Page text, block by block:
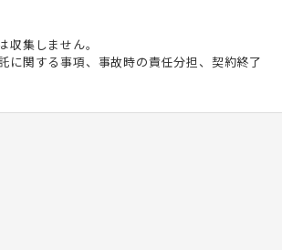
集しません。
関する事項、事故時の責任分担、契約終了